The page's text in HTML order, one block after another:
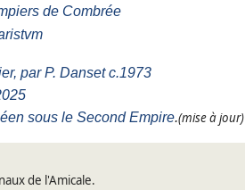
de Combrée
par P. Danset c.1973
sous le Second Empire.(mise à jour)
de l'Amicale.